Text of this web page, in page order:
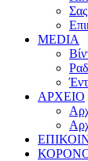
MEDIA
ΑΡΧΕΙΟ